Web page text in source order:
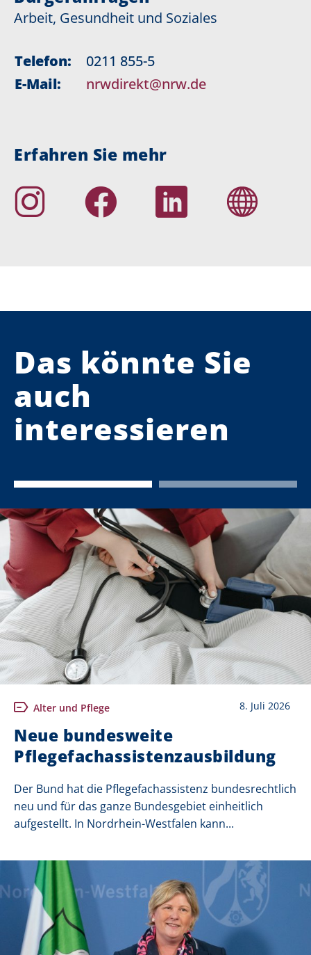
Arbeit, Gesundheit und Soziales
Telefon:
0211 855-5
E-Mail:
nrwdirekt@nrw.de
Erfahren Sie mehr
Das könnte Sie
auch
interessieren
Alter und Pflege 8. Juli 2026
Neue bundesweite
Pflegefachassistenzausbildung
Der Bund hat die Pflegefachassistenz bundesrechtlich
neu und für das ganze Bundesgebiet einheitlich
aufgestellt. In Nordrhein-Westfalen kann...